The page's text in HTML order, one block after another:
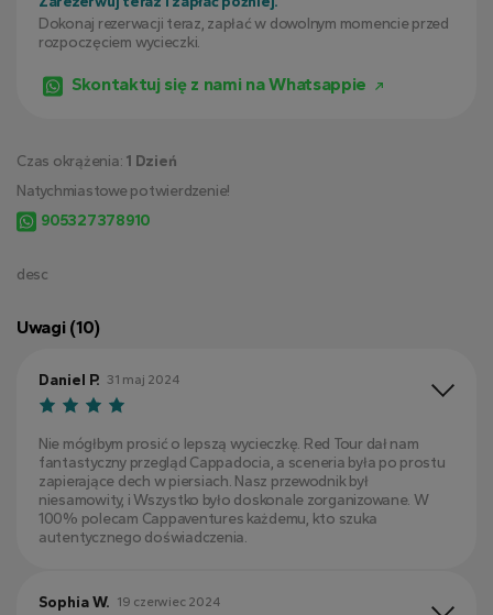
desc
Uwagi (10)
Daniel P. 31 maj 2024
Nie mógłbym prosić o lepszą wycieczkę. Red Tour dał nam
fantastyczny przegląd Cappadocia, a sceneria była po prostu
zapierające dech w piersiach. Nasz przewodnik był
niesamowity, i Wszystko było doskonale zorganizowane. W
100% polecam Cappaventures każdemu, kto szuka
autentycznego doświadczenia.
Sophia W. 19 czerwiec 2024
Dokonaj rezerwacji teraz, zapłać w dowolnym momencie przed
rozpoczęciem wycieczki.
Skontaktuj się z nami na Whatsappie
Czas okrążenia: 1 Dzień
Natychmiastowe potwierdzenie!
905327378910